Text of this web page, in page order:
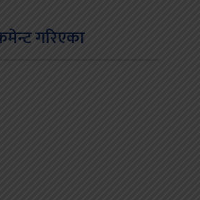
गरिएका